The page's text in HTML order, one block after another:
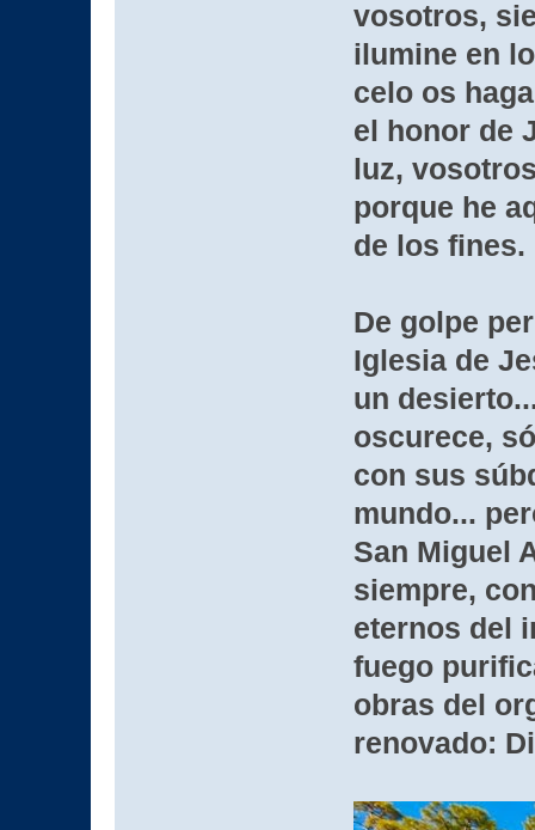
vosotros,
ilumine en
celo os
el honor de
luz,
porque he
de los fines.
De golpe
Iglesia de
un
oscurece,
con sus
mundo...
San Miguel
siempre,
eternos del
fuego
obras del
renovado: